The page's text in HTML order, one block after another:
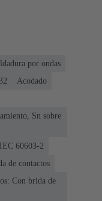
por ondas
Acodado
Sn sobre
60603-2
de contactos
Con brida de